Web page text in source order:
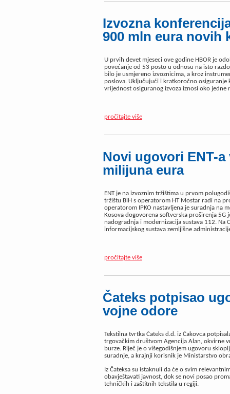
Izvozna
900 mln eura novih
U prvih devet mjeseci ove godine HBOR je
povećanje od 53 posto u odnosu na isto
bilo je usmjereno izvoznicima, a kroz
poslova. Uključujući i kratkoročno
vrijednost osiguranog izvoza iznosi oko jedne
pročitajte više
Novi ugovori ENT-
milijuna eura
ENT je na izvoznim tržištima u prvom
tržištu BiH s operatorom HT Mostar radi na
operatorom IPKO nastavljena je suradnja na
Kosova dogovorena softverska proširenja 5G
nadogradnja i modernizacija sustava 112.
informacijskog sustava zemljišne
pročitajte više
Čateks potpisao
vojne odore
Tekstilna tvrtka Čateks d.d. iz Čakovca
trgovačkim društvom Agencija Alan, okvirne
burze. Riječ je o višegodišnjem ugovoru
suradnje, a krajnji korisnik je Ministarstvo
Iz Čateksa su istaknuli da će o svim
obavještavati javnost, dok se novi posao
tehničkih i zaštitnih tekstila u regiji.